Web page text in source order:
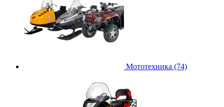
Мототехника (74)